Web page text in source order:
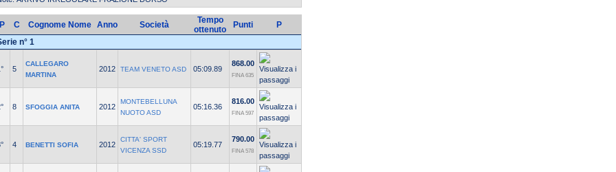
P C Cognome Nome Anno Società
Tempo
ottenuto
Punti
P
n° 1
5
CALLEGARO
MARTINA
2012 TEAM VENETO ASD 05:09.89
868.00
FINA 635
8 SFOGGIA ANITA 2012
MONTEBELLUNA
NUOTO ASD
05:16.36
816.00
FINA 597
4 BENETTI SOFIA 2012
CITTA' SPORT
VICENZA SSD
05:19.77
790.00
FINA 578